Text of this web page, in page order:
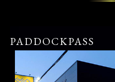
PADDOCKPASS